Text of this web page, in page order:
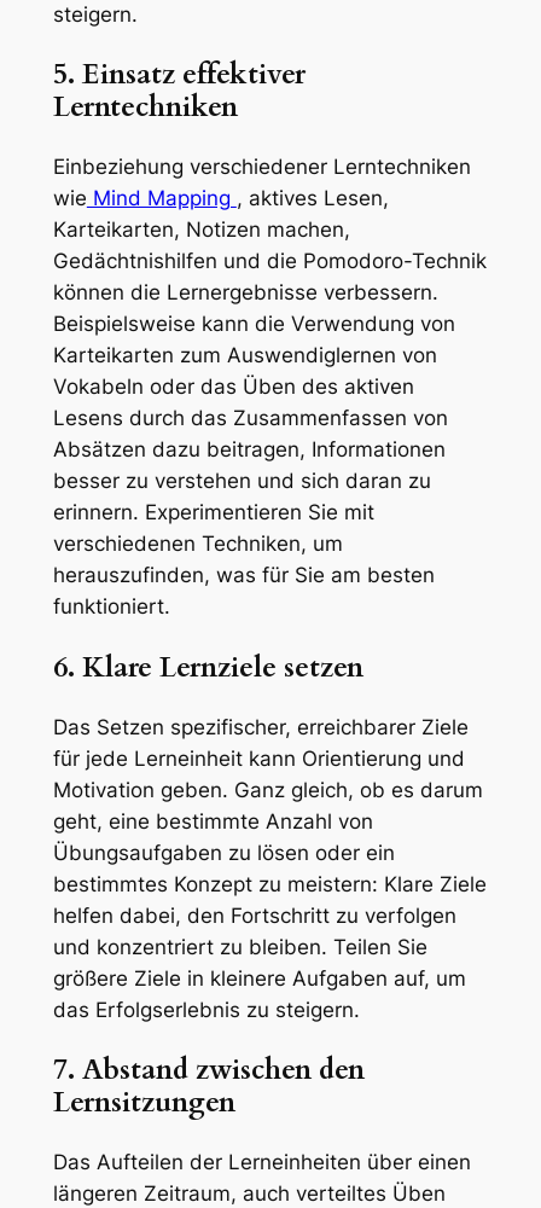
steigern.
5. Einsatz effektiver
Lerntechniken
Einbeziehung verschiedener Lerntechniken
wie Mind Mapping , aktives Lesen,
Karteikarten, Notizen machen,
Gedächtnishilfen und die Pomodoro-Technik
können die Lernergebnisse verbessern.
Beispielsweise kann die Verwendung von
Karteikarten zum Auswendiglernen von
Vokabeln oder das Üben des aktiven
Lesens durch das Zusammenfassen von
Absätzen dazu beitragen, Informationen
besser zu verstehen und sich daran zu
erinnern. Experimentieren Sie mit
verschiedenen Techniken, um
herauszufinden, was für Sie am besten
funktioniert.
6. Klare Lernziele setzen
Das Setzen spezifischer, erreichbarer Ziele
für jede Lerneinheit kann Orientierung und
Motivation geben. Ganz gleich, ob es darum
geht, eine bestimmte Anzahl von
Übungsaufgaben zu lösen oder ein
bestimmtes Konzept zu meistern: Klare Ziele
helfen dabei, den Fortschritt zu verfolgen
und konzentriert zu bleiben. Teilen Sie
größere Ziele in kleinere Aufgaben auf, um
das Erfolgserlebnis zu steigern.
7. Abstand zwischen den
Lernsitzungen
Das Aufteilen der Lerneinheiten über einen
längeren Zeitraum, auch verteiltes Üben